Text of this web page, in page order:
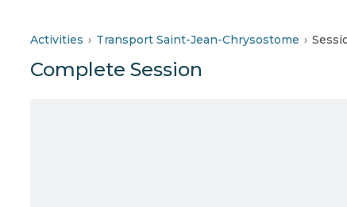
Activities Transport Saint-Jean-Chrysostome
Complete Session